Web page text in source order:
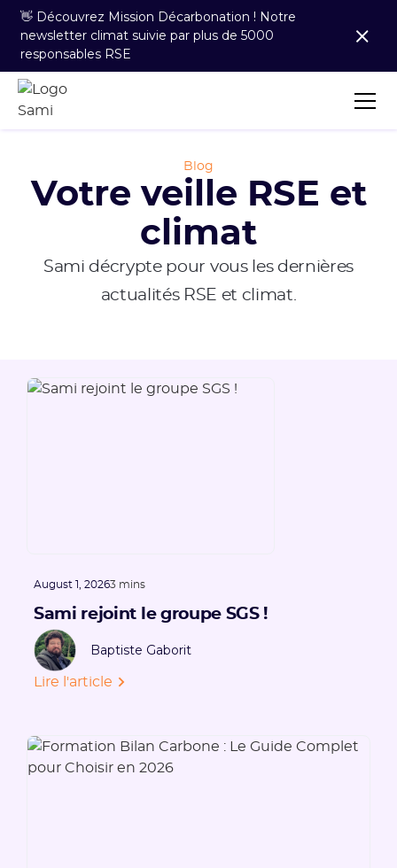
👋 Découvrez Mission Décarbonation ! Notre
newsletter climat suivie par plus de 5000
responsables RSE
Blog
Votre veille RSE et
climat
Sami décrypte pour vous les dernières
actualités RSE et climat.
August 1, 20263 mins
Sami rejoint le groupe SGS !
Baptiste Gaborit
Lire l'article